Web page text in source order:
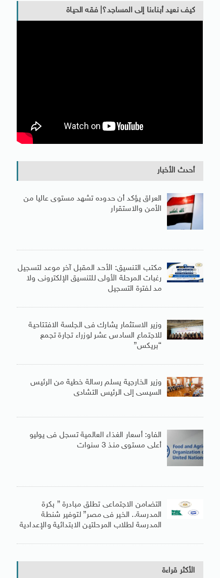
كيف نعيد أبناءنا إلى المساجد؟| فقه الحياة
أحدث الأخبار
العراق يؤكد أن حدوده تشهد مستوى عاليا من
الأمن والاستقرار
مكتب التنسيق: الأحد المقبل آخر موعد لتسجيل
رغبات المرحلة الأولى للتنسيق الإلكترونى ولا
مد لفترة التسجيل
وزير الاستثمار يشارك فى الجلسة الافتتاحية
للاجتماع السادس عشر لوزراء تجارة تجمع
“بريكس”
وزير الخارجية يسلم رسالة خطية من الرئيس
السيسى إلى الرئيس التشادى
الفاو: أسعار الغذاء العالمية تسجل فى يوليو
أعلى مستوى منذ 3 سنوات
التضامن الاجتماعى تطلق مبادرة ” بكرة
المدرسة.. الخير فى مصر” لتوفير شنطة
المدرسة لطلاب المرحلتين الابتدائية والإعدادية
الأكثر قراءة